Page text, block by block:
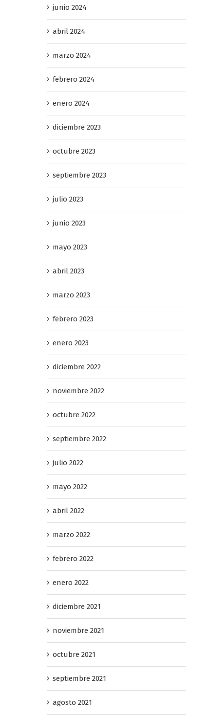
GALA-SOPAR PREMIS HERA 2026
febrero 24th, 2026
junio 2024
abril 2024
marzo 2024
febrero 2024
enero 2024
diciembre 2023
octubre 2023
septiembre 2023
julio 2023
junio 2023
mayo 2023
abril 2023
marzo 2023
febrero 2023
enero 2023
diciembre 2022
noviembre 2022
octubre 2022
septiembre 2022
julio 2022
mayo 2022
abril 2022
marzo 2022
febrero 2022
enero 2022
diciembre 2021
noviembre 2021
octubre 2021
septiembre 2021
agosto 2021